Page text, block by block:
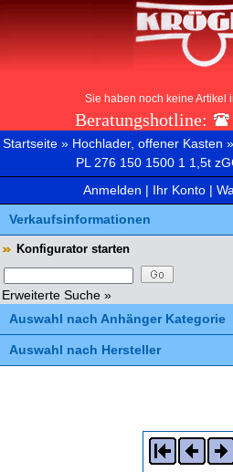
Sie haben noch keine Artikel
Beratungshotline:
Startseite » Hochlader, offener Kasten »
PL 276 150 1500 1 1,5t
Anmelden | Ihr Konto |
Verkaufsinformationen
Konfigurator starten
Erweiterte Suche »
Auswahl nach Anhänger Kategorie
Auswahl nach Hersteller